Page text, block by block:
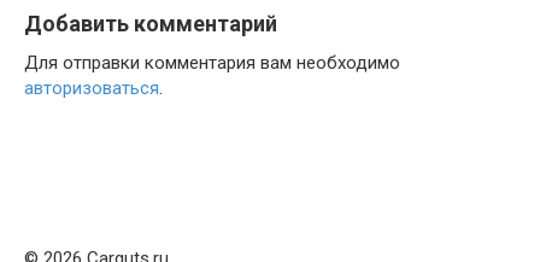
Добавить комментарий
Для отправки комментария вам необходимо
авторизоваться